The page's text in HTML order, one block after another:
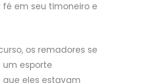
em seu timoneiro e
os remadores se
esporte
eles estavam